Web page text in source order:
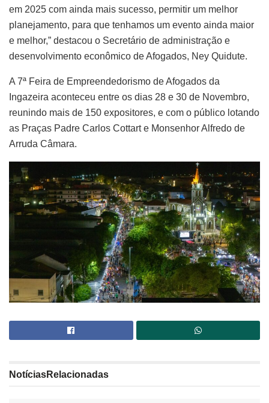
em 2025 com ainda mais sucesso, permitir um melhor
planejamento, para que tenhamos um evento ainda maior
e melhor,” destacou o Secretário de administração e
desenvolvimento econômico de Afogados, Ney Quidute.
A 7ª Feira de Empreendedorismo de Afogados da
Ingazeira aconteceu entre os dias 28 e 30 de Novembro,
reunindo mais de 150 expositores, e com o público lotando
as Praças Padre Carlos Cottart e Monsenhor Alfredo de
Arruda Câmara.
NotíciasRelacionadas